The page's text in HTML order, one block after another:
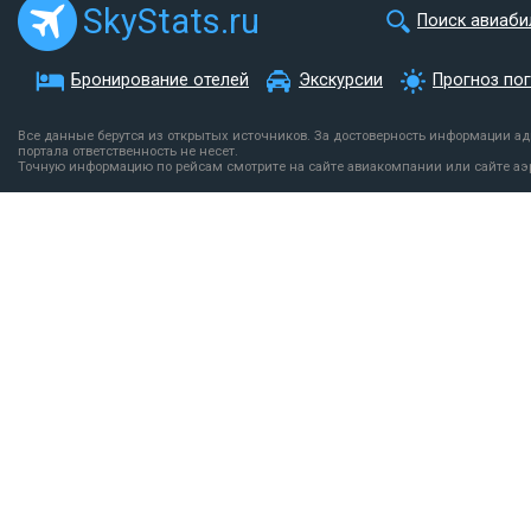
SkyStats.ru Поиск
Бронирование отелей Экскурсии Прогноз
Все данные берутся из открытых источников. За достоверность информации
портала ответственность не несет.
Точную информацию по рейсам смотрите на сайте авиакомпании или сайте